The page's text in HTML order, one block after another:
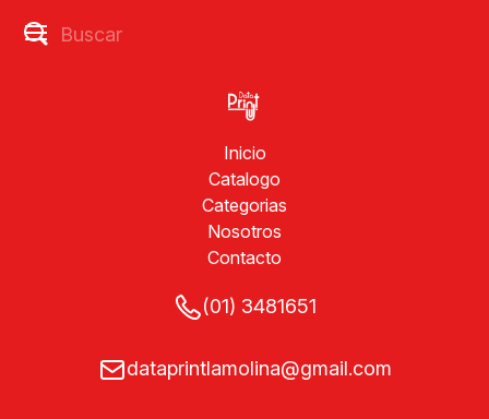
Inicio
Catalogo
Categorias
Nosotros
Contacto
(01) 3481651
dataprintlamolina@gmail.com